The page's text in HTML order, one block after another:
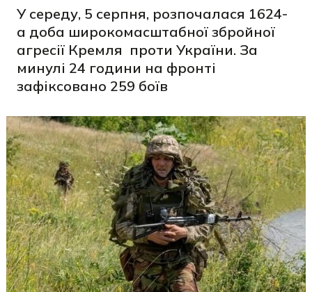
У середу, 5 серпня, розпочалася 1624-
а доба широкомасштабної збройної
агресії Кремля проти України. За
минулі 24 години на фронті
зафіксовано 259 боїв